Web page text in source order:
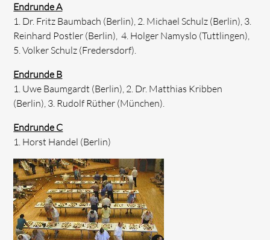
Endrunde A
1. Dr. Fritz Baumbach (Berlin), 2. Michael Schulz (Berlin), 3.
Reinhard Postler (Berlin), 4. Holger Namyslo (Tuttlingen),
5. Volker Schulz (Fredersdorf).
Endrunde B
1. Uwe Baumgardt (Berlin), 2. Dr. Matthias Kribben
(Berlin), 3. Rudolf Rüther (München).
Endrunde C
1. Horst Handel (Berlin)